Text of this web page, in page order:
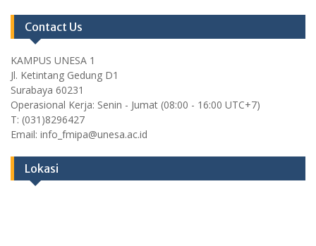
Contact Us
KAMPUS UNESA 1
Jl. Ketintang Gedung D1
Surabaya 60231
Operasional Kerja: Senin - Jumat (08:00 - 16:00 UTC+7)
T: (031)8296427
Email: info_fmipa@unesa.ac.id
Lokasi